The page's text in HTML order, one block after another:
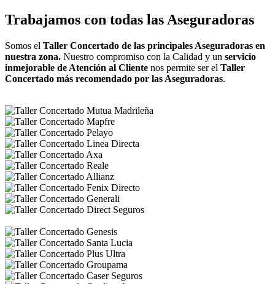
Trabajamos con todas las Aseguradoras
Somos el Taller Concertado de las principales Aseguradoras en
nuestra zona. Nuestro compromiso con la Calidad y un servicio
inmejorable de Atención al Cliente nos permite ser el Taller
Concertado más recomendado por las Aseguradoras.